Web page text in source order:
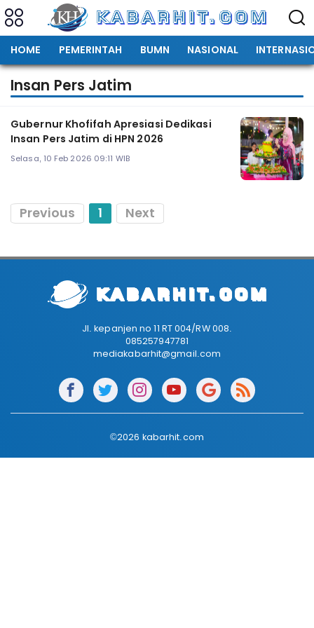
HOME PEMERINTAH BUMN NASIONAL
Insan Pers Jatim
Gubernur Khofifah Apresiasi Dedikasi
Insan Pers Jatim di HPN 2026
Selasa, 10 Feb 2026 09:11 WIB
Previous 1 Next
Jl. kepanjen no 11 RT 004/RW 008.
085257947781
mediakabarhit@gmail.com
©2026 kabarhit.com